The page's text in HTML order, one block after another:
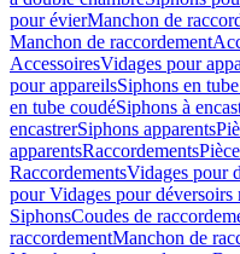
pour évierManchon de
Manchon de raccordement
AccessoiresVidages pour
pour appareilsSiphons en
en tube coudéSiphons à
encastrerSiphons apparents
apparentsRaccordements
RaccordementsVidages pour
pour Vidages pour déversoirs
SiphonsCoudes de
raccordementManchon de